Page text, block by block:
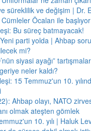
süreklilik ve değişim | Dr.
Öcalan ile
Bu süreç batmayacak!
parti yolda | Ahbap
mi?
siyasi ayağı”
neler kaldı?
15 Temmuz'un 10.
Ahbap olayı, NATO
olmak ateşten gömlek
10. yılı | Haluk